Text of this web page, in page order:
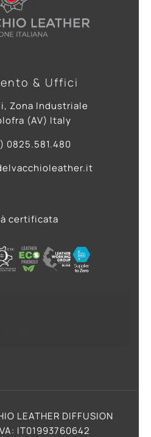
& Uffici
Zona Industriale
(AV) Italy
0825.581.480
certificata
LEATHER DIFFUSION
IT01993760642